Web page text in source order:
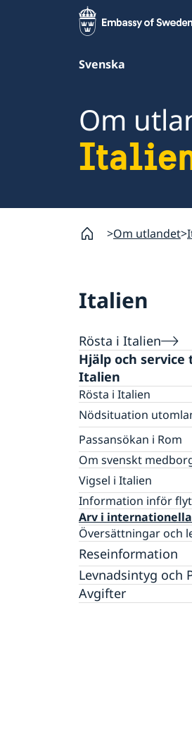
Svenska
Om
Om utlandet
Italien
Rösta i Italien
Hjälp och
Italien
Rösta i Italien
Nödsituation
Förlust av pass/ID
Allvarligt sjuk eller
Ekonomisk hjälp
Dödsfall
Brottsoffer
Frihetsberövad i
Råd i en krissituation
Passansökan i Rom
Allmän information
Förnyelse av pass för
Förnyelse av pass
Ansökan om pass
passet)
Ansökan om
Ansöka om pass i
Om svenskt
Vigsel i Italien
Svensk medborgare
Svensk medborgare
Svensk medborgare
land
Välsignelse av
Information inför
Arv i
Översättningar och
Reseinformation
Ambassadens
Aktuella händelser
Inför resan
Levnadsintyg och
Avgifter